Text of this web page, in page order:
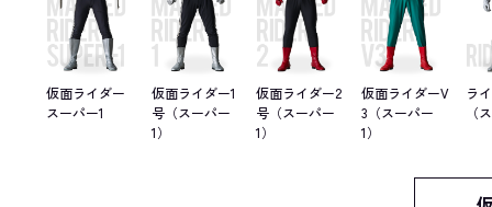
仮面ライダー
スーパー1
仮面ライダー1
号（スーパー
1）
仮面ライダー2
号（スーパー
1）
仮面ライダーV
3（スーパー
1）
ラ
（